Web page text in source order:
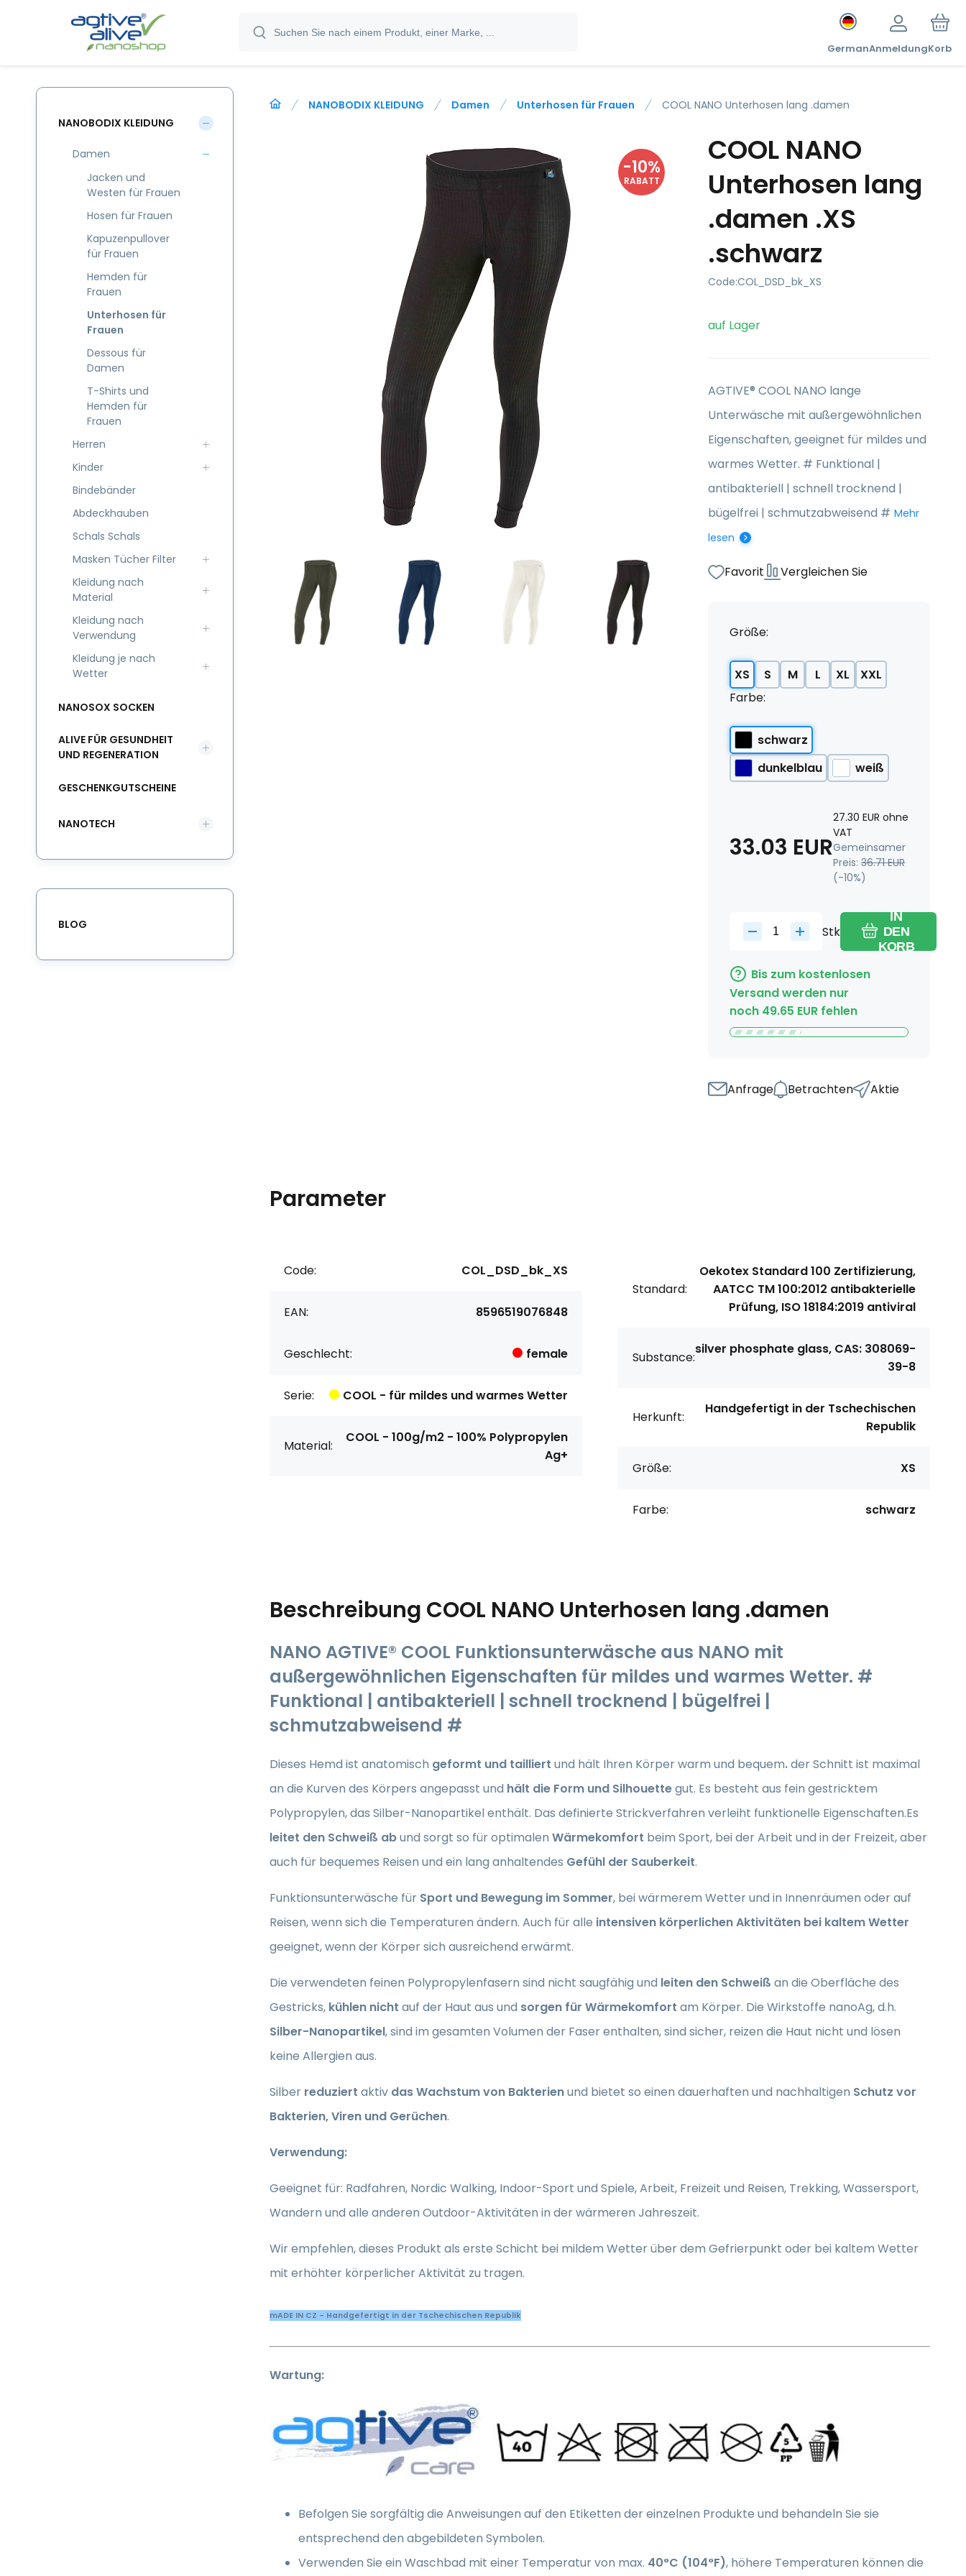
GermanAnmeldungKorb
NANOBODIX KLEIDUNG Damen Unterhosen für Frauen COOL NANO Unterhosen lang .damen
-10%
RABATT
COOL NANO
Unterhosen lang
.damen .XS
.schwarz
Code:COL_DSD_bk_XS
auf Lager
AGTIVE® COOL NANO lange
Unterwäsche mit außergewöhnlichen
Eigenschaften, geeignet für mildes und
warmes Wetter. # Funktional |
antibakteriell | schnell trocknend |
bügelfrei | schmutzabweisend # Mehr
lesen
Favorit Vergleichen Sie
Größe:
XS S M L XL
XXL
Farbe:
schwarz
dunkelblau
weiß
33.03 EUR
27.30 EUR ohne
VAT
Gemeinsamer
Preis: 36.71 EUR
(-10%)
Stk
IN
DEN
KORB
Bis zum kostenlosen
Versand werden nur
noch 49.65 EUR fehlen
Anfrage Betrachten Aktie
Parameter
Code: COL_DSD_bk_XS
EAN: 8596519076848
Geschlecht: female
Serie: COOL - für mildes und warmes Wetter
Material:
COOL - 100g/m2 - 100% Polypropylen
Ag+
Standard:
Oekotex Standard 100 Zertifizierung,
AATCC TM 100:2012 antibakterielle
Prüfung, ISO 18184:2019 antiviral
Substance:
silver phosphate glass, CAS: 308069-
39-8
Herkunft:
Handgefertigt in der Tschechischen
Republik
Größe: XS
Farbe: schwarz
Beschreibung COOL NANO Unterhosen lang .damen
NANO AGTIVE® COOL Funktionsunterwäsche aus NANO mit
außergewöhnlichen Eigenschaften für mildes und warmes Wetter. #
Funktional | antibakteriell | schnell trocknend | bügelfrei |
schmutzabweisend #
Dieses Hemd ist anatomisch geformt und tailliert und hält Ihren Körper warm und bequem.der Schnitt ist maximal
an die Kurven des Körpers angepasst und hält die Form und Silhouettegut. Es besteht aus fein gestricktem
Polypropylen, das Silber-Nanopartikel enthält. Das definierte Strickverfahren verleiht funktionelle Eigenschaften.Es
leitet den Schweiß abund sorgt so für optimalen Wärmekomfort beim Sport, bei der Arbeit und in der Freizeit, aber
auch für bequemes Reisen und ein lang anhaltendes Gefühl der Sauberkeit.
Funktionsunterwäsche für Sport und Bewegung im Sommer, bei wärmerem Wetter und in Innenräumen oder auf
Reisen, wenn sich die Temperaturen ändern. Auch für alle intensiven körperlichen Aktivitäten bei kaltem Wetter
geeignet, wenn der Körper sich ausreichend erwärmt.
Die verwendeten feinen Polypropylenfasern sind nicht saugfähig und leiten den Schweiß an die Oberfläche des
Gestricks, kühlen nicht auf der Haut aus und sorgen für Wärmekomfort am Körper. Die Wirkstoffe nanoAg, d.h.
Silber-Nanopartikel, sind im gesamten Volumen der Faser enthalten, sind sicher, reizen die Haut nicht und lösen
keine Allergien aus.
Silber reduziert aktiv das Wachstum von Bakterienund bietet so einen dauerhaften und nachhaltigen Schutz vor
Bakterien, Viren und Gerüchen.
Verwendung:
Geeignet für: Radfahren, Nordic Walking, Indoor-Sport und Spiele, Arbeit, Freizeit und Reisen, Trekking, Wassersport,
Wandern und alle anderen Outdoor-Aktivitäten in der wärmeren Jahreszeit.
Wir empfehlen, dieses Produkt als erste Schicht bei mildem Wetter über dem Gefrierpunkt oder bei kaltem Wetter
mit erhöhter körperlicher Aktivität zu tragen.
mADE IN CZ - Handgefertigt in der Tschechischen Republik
Wartung:
Befolgen Sie sorgfältig die Anweisungen auf den Etiketten der einzelnen Produkte und behandeln Sie sie
entsprechend den abgebildeten Symbolen.
Verwenden Sie ein Waschbad mit einer Temperatur von max. 40°C (104°F), höhere Temperaturen können die
NANOBODIX KLEIDUNG
Damen
Jacken und
Westen für Frauen
Hosen für Frauen
Kapuzenpullover
für Frauen
Hemden für
Frauen
Unterhosen für
Frauen
Dessous für
Damen
T-Shirts und
Hemden für
Frauen
Herren
Kinder
Bindebänder
Abdeckhauben
Schals Schals
Masken Tücher Filter
Kleidung nach
Material
Kleidung nach
Verwendung
Kleidung je nach
Wetter
NANOSOX SOCKEN
ALIVE FÜR GESUNDHEIT
UND REGENERATION
GESCHENKGUTSCHEINE
NANOTECH
BLOG